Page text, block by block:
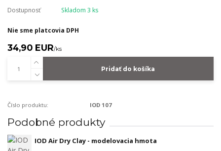
Dostupnosť Skladom 3 ks
Nie sme platcovia DPH
34,90 EUR/ks
Pridať do košíka
Číslo produktu: IOD 107
Podobné produkty
IOD Air Dry Clay - modelovacia hmota